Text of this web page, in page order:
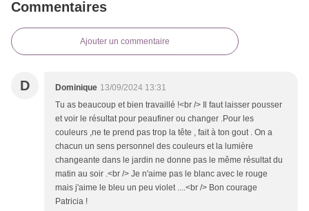
Commentaires
Ajouter un commentaire
D Dominique 13/09/2024 13:31
Tu as beaucoup et bien travaillé !<br /> Il faut laisser pousser
et voir le résultat pour peaufiner ou changer .Pour les
couleurs ,ne te prend pas trop la tête , fait à ton gout . On a
chacun un sens personnel des couleurs et la lumière
changeante dans le jardin ne donne pas le même résultat du
matin au soir .<br /> Je n'aime pas le blanc avec le rouge
mais j'aime le bleu un peu violet ....<br /> Bon courage
Patricia !